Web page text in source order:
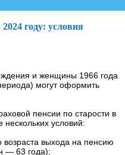
году: условия
и женщины 1966 года
могут оформить
пенсии по старости в
условий:
выхода на пенсию
— 63 года);